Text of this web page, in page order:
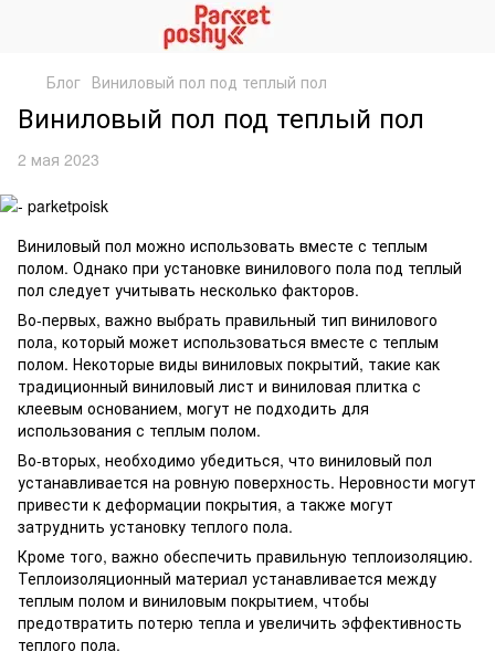
Блог Виниловый пол под теплый пол
Виниловый пол под теплый пол
2 мая 2023
Виниловый пол можно использовать вместе с теплым
полом. Однако при установке винилового пола под теплый
пол следует учитывать несколько факторов.
Во-первых, важно выбрать правильный тип винилового
пола, который может использоваться вместе с теплым
полом. Некоторые виды виниловых покрытий, такие как
традиционный виниловый лист и виниловая плитка с
клеевым основанием, могут не подходить для
использования с теплым полом.
Во-вторых, необходимо убедиться, что виниловый пол
устанавливается на ровную поверхность. Неровности могут
привести к деформации покрытия, а также могут
затруднить установку теплого пола.
Кроме того, важно обеспечить правильную теплоизоляцию.
Теплоизоляционный материал устанавливается между
теплым полом и виниловым покрытием, чтобы
предотвратить потерю тепла и увеличить эффективность
теплого пола.